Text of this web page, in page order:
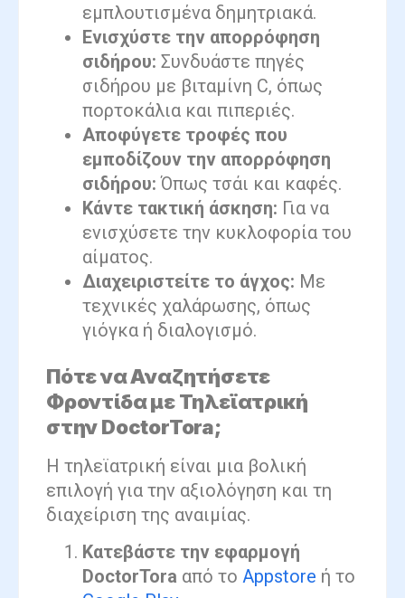
εμπλουτισμένα δημητριακά.
Ενισχύστε την απορρόφηση
σιδήρου: Συνδυάστε πηγές
σιδήρου με βιταμίνη C, όπως
πορτοκάλια και πιπεριές.
Αποφύγετε τροφές που
εμποδίζουν την απορρόφηση
σιδήρου: Όπως τσάι και καφές.
Κάντε τακτική άσκηση: Για να
ενισχύσετε την κυκλοφορία του
αίματος.
Διαχειριστείτε το άγχος: Με
τεχνικές χαλάρωσης, όπως
γιόγκα ή διαλογισμό.
Πότε να Αναζητήσετε
Φροντίδα με Τηλεϊατρική
στην DoctorTora;
Η τηλεϊατρική είναι μια βολική
επιλογή για την αξιολόγηση και τη
διαχείριση της αναιμίας.
Κατεβάστε την εφαρμογή
DoctorTora από το Appstore ή το